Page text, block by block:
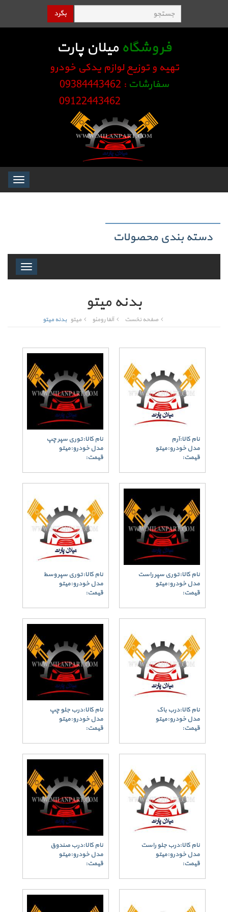
بگرد
فروشگاه میلان پارت
تهیه و توزیع لوازم یدکی خودرو
سفارشات : 09384443462
Toggle
دسته بندی محصولات
Toggle
بدنه میتو
صفحه نخست آلفا رومئو میتو بدنه میتو
نام کالا:آرم
مدل خودرو:میتو
قیمت:
نام کالا:توری سپر چپ
مدل خودرو:میتو
قیمت:
نام کالا:توری سپر راست
مدل خودرو:میتو
قیمت:
نام کالا:توری سپر وسط
مدل خودرو:میتو
قیمت:
نام کالا:درب باک
مدل خودرو:میتو
قیمت:
نام کالا:درب جلو چپ
مدل خودرو:میتو
قیمت:
نام کالا:درب جلو راست
مدل خودرو:میتو
قیمت:
نام کالا:درب صندوق
مدل خودرو:میتو
قیمت: